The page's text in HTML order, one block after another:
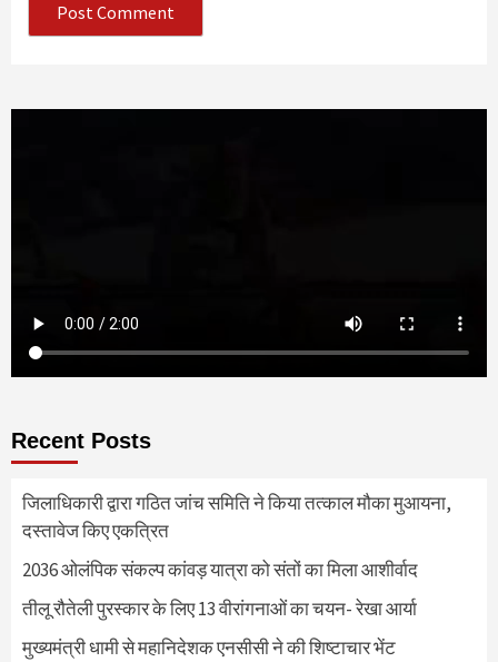
Recent Posts
जिलाधिकारी द्वारा गठित जांच समिति ने किया तत्काल मौका मुआयना,
दस्तावेज किए एकत्रित
2036 ओलंपिक संकल्प कांवड़ यात्रा को संतों का मिला आशीर्वाद
तीलू रौतेली पुरस्कार के लिए 13 वीरांगनाओं का चयन- रेखा आर्या
मुख्यमंत्री धामी से महानिदेशक एनसीसी ने की शिष्टाचार भेंट